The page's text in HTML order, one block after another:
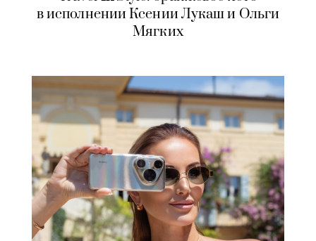
в исполнении Ксении Лукаш и Ольги
Мягких